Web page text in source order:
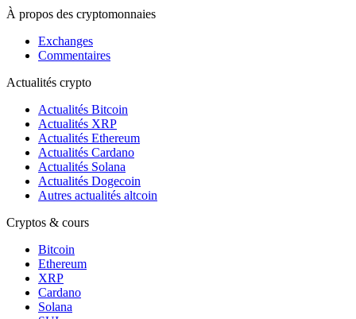
À propos des cryptomonnaies
Exchanges
Commentaires
Actualités crypto
Actualités Bitcoin
Actualités XRP
Actualités Ethereum
Actualités Cardano
Actualités Solana
Actualités Dogecoin
Autres actualités altcoin
Cryptos & cours
Bitcoin
Ethereum
XRP
Cardano
Solana